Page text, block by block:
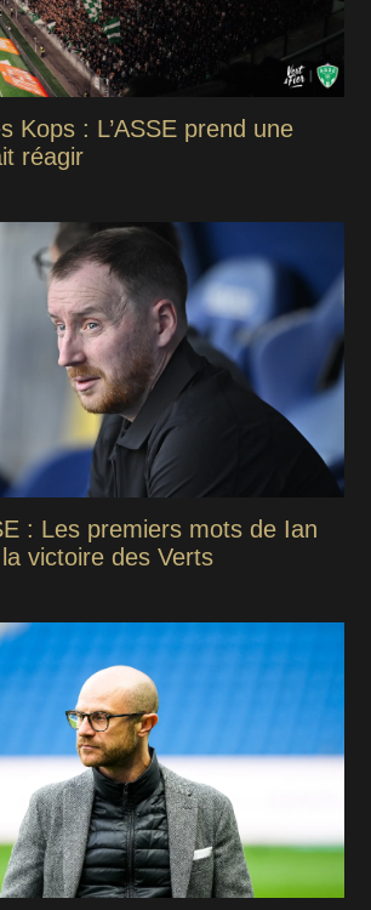
Kops : L’ASSE prend une
réagir
: Les premiers mots de Ian
victoire des Verts